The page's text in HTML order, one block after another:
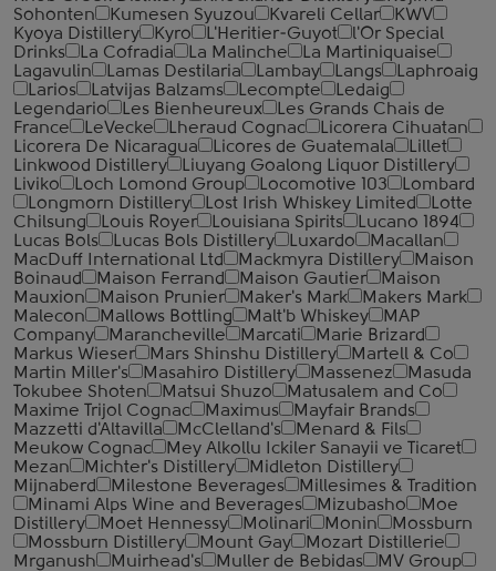
Sohonten
Kumesen Syuzou Kvareli Cellar
KWV
Kyoya Distillery
Kyro L'Heritier-Guyot
l'Or Special
Drinks
La Cofradia La Malinche
La Martiniquaise
Lagavulin
Lamas Destilaria Lambay Langs
Laphroaig
Larios
Latvijas Balzams Lecompte
Ledaig
Legendario
Les Bienheureux
Les Grands Chais de
France
LeVecke Lheraud Cognac
Licorera Cihuatan
Licorera De Nicaragua
Licores de Guatemala
Lillet
Linkwood Distillery
Liuyang Goalong Liquor Distillery
Liviko
Loch Lomond Group Locomotive 103
Lombard
Longmorn Distillery
Lost Irish Whiskey Limited
Lotte
Chilsung
Louis Royer Louisiana Spirits
Lucano 1894
Lucas Bols
Lucas Bols Distillery Luxardo
Macallan
MacDuff International Ltd
Mackmyra Distillery
Maison
Boinaud
Maison Ferrand Maison Gautier
Maison
Mauxion
Maison Prunier Maker's Mark
Makers Mark
Malecon
Mallows Bottling Malt'b Whiskey
MAP
Company
Marancheville Marcati
Marie Brizard
Markus Wieser
Mars Shinshu Distillery
Martell & Co
Martin Miller's
Masahiro Distillery Massenez
Masuda
Tokubee Shoten
Matsui Shuzo
Matusalem and Co
Maxime Trijol Cognac
Maximus
Mayfair Brands
Mazzetti d'Altavilla
McClelland's
Menard & Fils
Meukow Cognac
Mey Alkollu Ickiler Sanayii ve Ticaret
Mezan
Michter's Distillery
Midleton Distillery
Mijnaberd
Milestone Beverages
Millesimes & Tradition
Minami Alps Wine and Beverages
Mizubasho
Moe
Distillery
Moet Hennessy Molinari Monin
Mossburn
Mossburn Distillery
Mount Gay
Mozart Distillerie
Mrganush
Muirhead's Muller de Bebidas
MV Group